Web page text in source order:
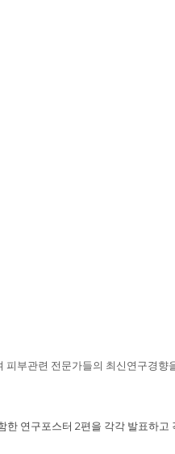
피부관련 전문가들의 최신연구경향
한 연구포스터 2편을 각각 발표하고